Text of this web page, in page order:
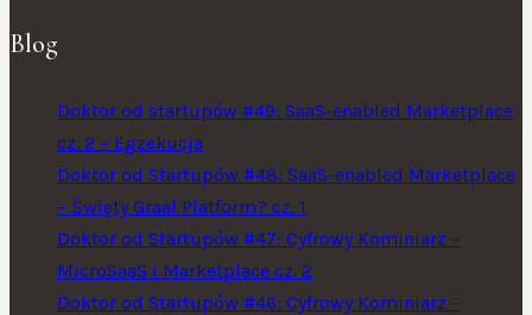
Blog
Doktor od startupów #49: SaaS-enabled Marketplace
cz. 2 – Egzekucja
Doktor od Startupów #48: SaaS-enabled Marketplace
– Święty Graal Platform? cz. 1
Doktor od Startupów #47: Cyfrowy Kominiarz –
MicroSaaS i Marketplace cz. 2
Doktor od Startupów #46: Cyfrowy Kominiarz –